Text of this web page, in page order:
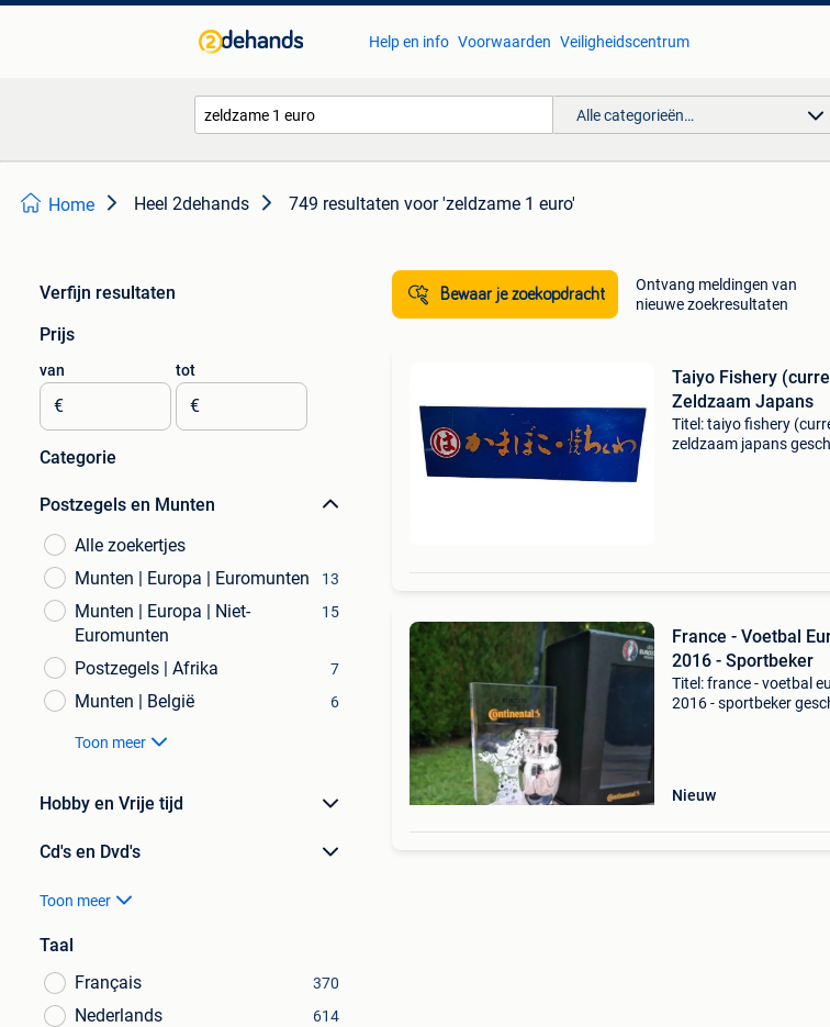
Help en info Voorwaarden Veiligheidscentrum
Alle categorieën…
Home Heel 2dehands 749 resultaten voor 'zeldzame 1 euro'
Verfijn resultaten
Prijs
van
€
tot
€
Categorie
Postzegels en Munten
Alle zoekertjes
Munten | Europa | Euromunten
13
Munten | Europa | Niet-
Euromunten
15
Postzegels | Afrika 7
Munten | België 6
Toon meer
Hobby en Vrije tijd
Cd's en Dvd's
Toon meer
Taal
Français
370
Nederlands 614
Bewaar je zoekopdracht
Ontvang meldingen van
nieuwe zoekresultaten
Taiyo Fishery
Zeldzaam Japans
Titel: taiyo fishery
zeldzaam japans
France - Voetbal
2016 - Sportbeker
Titel: france - voetbal
2016 - sportbeker
Nieuw